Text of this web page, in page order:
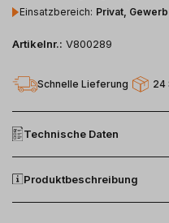
Einsatzbereich: Privat,
Artikelnr.: V800289
Schnelle Lieferung 24
Technische Daten
Produktbeschreibung